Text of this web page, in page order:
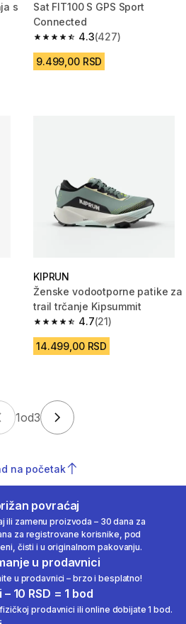
s
Sat FIT100 S GPS Sport
Connected
4.3
4.3 od 5 zvezdica from 427
(427)
9.499,00 RSD
Recenzije
KIPRUN
Ženske vodootporne patike za
trail trčanje Kipsummit
4.7
4.7 od 5 zvezdica from 21
(21)
14.499,00 RSD
1od3
na početak
povraćaj
ili zamenu proizvoda – 30 dana za
za registrovane korisnike, pod
čisti i u originalnom pakovanju.
u prodavnici
u prodavnici – brzo i besplatno!
10 RSD = 1 bod
prodavnici ili online dobijate 1 bod.